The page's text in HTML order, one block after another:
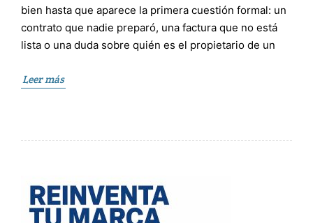
bien hasta que aparece la primera cuestión formal: un
contrato que nadie preparó, una factura que no está
lista o una duda sobre quién es el propietario de un
Leer más